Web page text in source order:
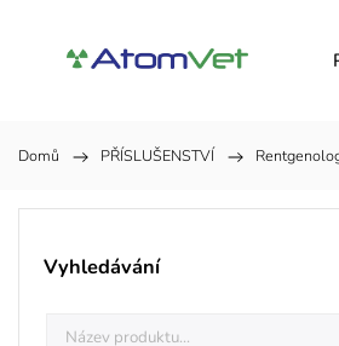
Domů / PŘÍSLUŠENSTVÍ /
Vyhledávání